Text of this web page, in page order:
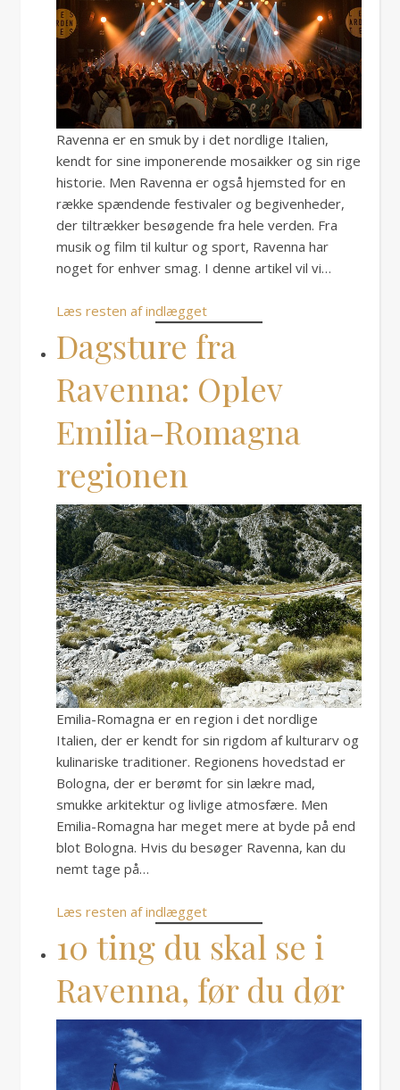
Ravenna er en smuk by i det nordlige Italien,
kendt for sine imponerende mosaikker og sin rige
historie. Men Ravenna er også hjemsted for en
række spændende festivaler og begivenheder,
der tiltrækker besøgende fra hele verden. Fra
musik og film til kultur og sport, Ravenna har
noget for enhver smag. I denne artikel vil vi…
Læs resten af indlægget
Dagsture fra
Ravenna: Oplev
Emilia-Romagna
regionen
Emilia-Romagna er en region i det nordlige
Italien, der er kendt for sin rigdom af kulturarv og
kulinariske traditioner. Regionens hovedstad er
Bologna, der er berømt for sin lækre mad,
smukke arkitektur og livlige atmosfære. Men
Emilia-Romagna har meget mere at byde på end
blot Bologna. Hvis du besøger Ravenna, kan du
nemt tage på…
Læs resten af indlægget
10 ting du skal se i
Ravenna, før du dør